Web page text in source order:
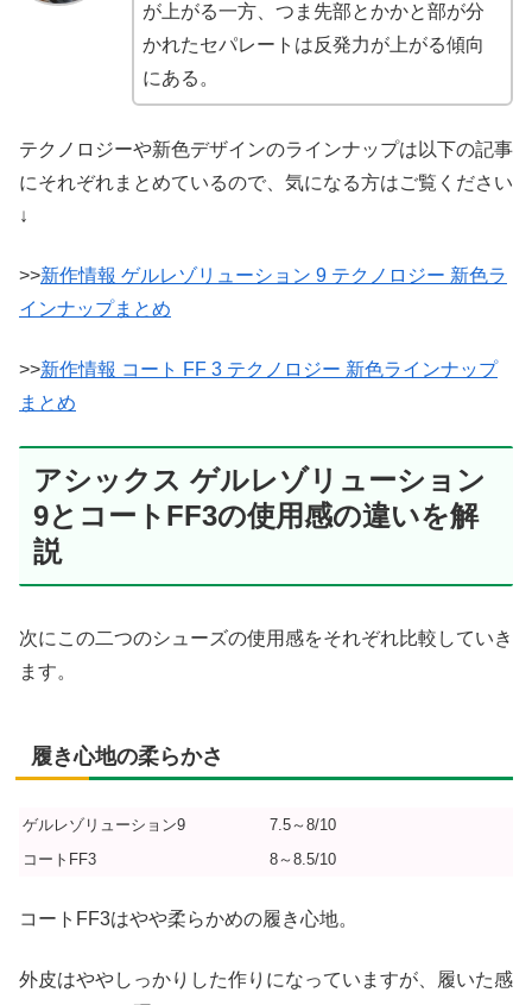
が上がる一方、つま先部とかかと部が分
かれたセパレートは反発力が上がる傾向
にある。
テクノロジーや新色デザインのラインナップは以下の記事
にそれぞれまとめているので、気になる方はご覧ください
↓
>>新作情報 ゲルレゾリューション 9 テクノロジー 新色ラ
インナップまとめ
>>新作情報 コート FF 3 テクノロジー 新色ラインナップ
まとめ
アシックス ゲルレゾリューション
9とコートFF3の使用感の違いを解
説
次にこの二つのシューズの使用感をそれぞれ比較していき
ます。
履き心地の柔らかさ
ゲルレゾリューション9
7.5～8/10
コートFF3
8～8.5/10
コートFF3はやや柔らかめの履き心地。
外皮はややしっかりした作りになっていますが、履いた感